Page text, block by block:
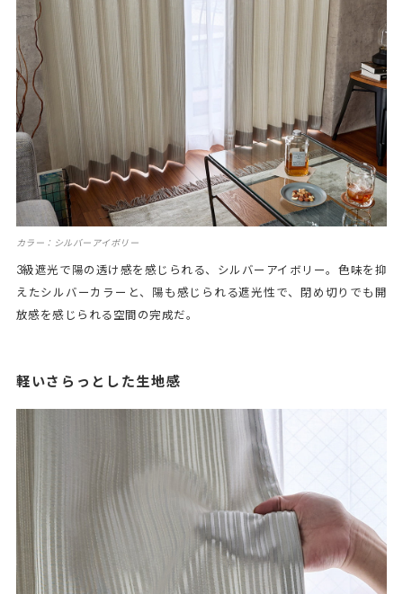
カラー：シルバーアイボリー
3級遮光で陽の透け感を感じられる、シルバーアイボリー。色味を抑
えたシルバーカラーと、陽も感じられる遮光性で、閉め切りでも開
放感を感じられる空間の完成だ。
軽いさらっとした生地感